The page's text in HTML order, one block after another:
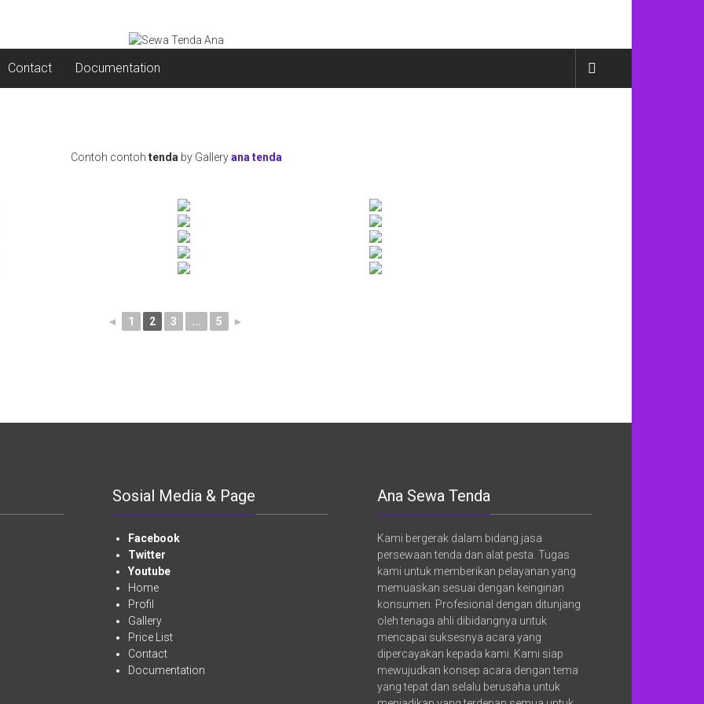
Contact Documentation
Contoh contoh tenda by Galleryana tenda
◄ 1 2 3 ... 5 ►
Sosial Media & Page
Facebook
Twitter
Youtube
Home
Profil
Gallery
Price List
Contact
Documentation
Ana Sewa Tenda
Kami bergerak dalam bidang jasa
persewaan tenda dan alat pesta. Tugas
kami untuk memberikan pelayanan yang
memuaskan sesuai dengan keinginan
konsumen. Profesional dengan ditunjang
oleh tenaga ahli dibidangnya untuk
mencapai suksesnya acara yang
dipercayakan kepada kami. Kami siap
mewujudkan konsep acara dengan tema
yang tepat dan selalu berusaha untuk